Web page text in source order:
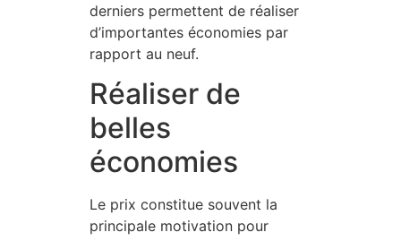
derniers permettent de réaliser
d’importantes économies par
rapport au neuf.
Réaliser de
belles
économies
Le prix constitue souvent la
principale motivation pour